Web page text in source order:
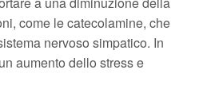
come le catecolamine, che
nervoso simpatico. In
aumento dello stress e